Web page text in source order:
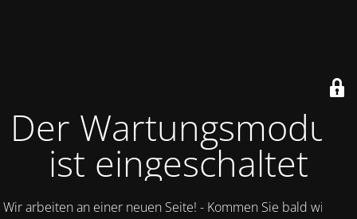
Der Wartungsmodus
ist eingeschaltet
Wir arbeiten an einer neuen Seite! - Kommen Sie bald wieder.